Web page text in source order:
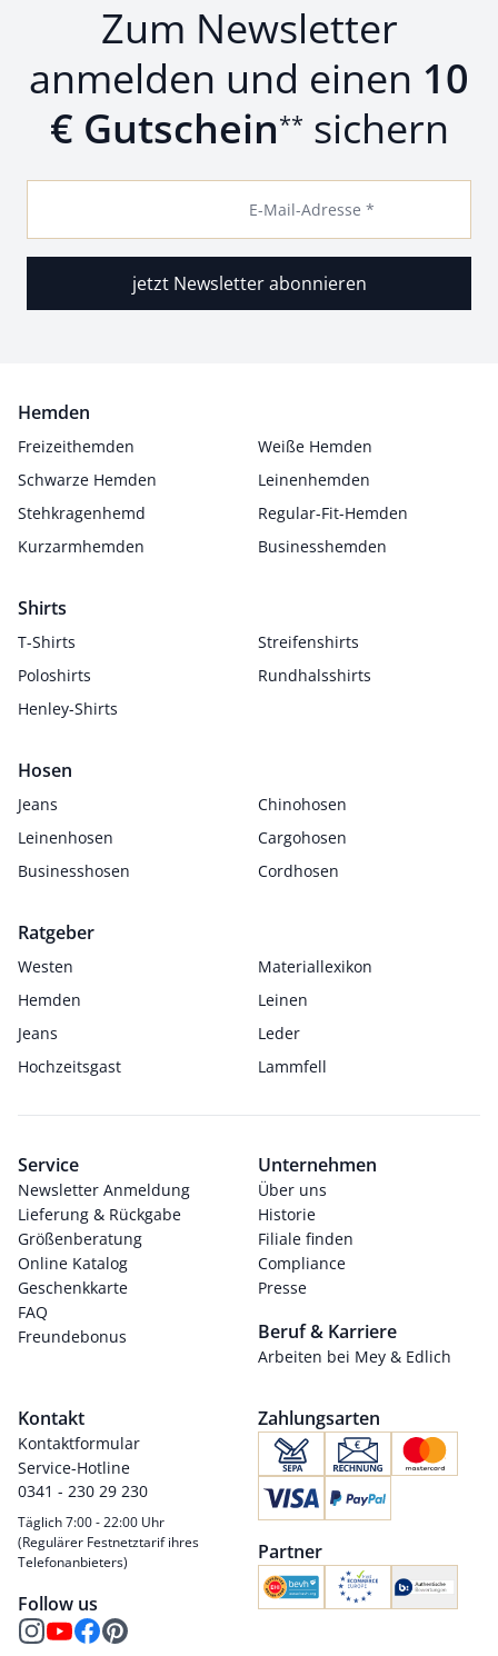
Zum Newsletter
anmelden und einen 10
€ Gutschein** sichern
E-Mail-Adresse *
jetzt Newsletter abonnieren
Hemden
Freizeithemden
Weiße Hemden
Schwarze Hemden
Leinenhemden
Stehkragenhemd
Regular-Fit-Hemden
Kurzarmhemden
Businesshemden
Shirts
T-Shirts
Streifenshirts
Poloshirts
Rundhalsshirts
Henley-Shirts
Hosen
Jeans
Chinohosen
Leinenhosen
Cargohosen
Businesshosen
Cordhosen
Ratgeber
Westen
Materiallexikon
Hemden
Leinen
Jeans
Leder
Hochzeitsgast
Lammfell
Service
Newsletter Anmeldung
Lieferung & Rückgabe
Größenberatung
Online Katalog
Geschenkkarte
FAQ
Freundebonus
Unternehmen
Über uns
Historie
Filiale finden
Compliance
Presse
Beruf & Karriere
Arbeiten bei Mey & Edlich
Kontakt
Kontaktformular
Service-Hotline
0341 - 230 29 230
Täglich 7:00 - 22:00 Uhr
(Regulärer Festnetztarif ihres
Telefonanbieters)
Follow us
Zahlungsarten
Partner